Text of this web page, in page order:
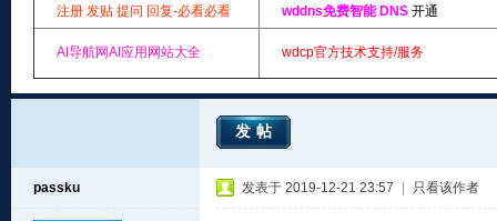
注册 发贴 提问 回复-必看必看 wddns免费智能 DNS 开通
AI导航网AI应用网站大全 wdcp官方技术支持/服务
发帖
passku 发表于 2019-12-21 23:57 只看该作者